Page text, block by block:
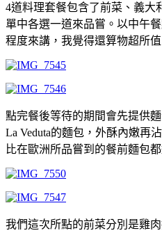
4道料理套餐包含了前菜、義大
單中各選一道來品嘗。以中午
程度來講，我覺得還算物超所值
點完餐後等待的期間會先提供
La Veduta的麵包，外酥內嫩再
比在歐洲所品嘗到的餐前麵包
我們這次所點的前菜分別是雞